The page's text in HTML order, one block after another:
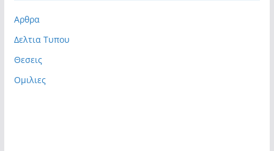
Αρθρα
Δελτια Τυπου
Θεσεις
Ομιλιες